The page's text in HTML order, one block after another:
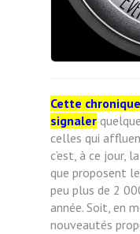
Cette
signaler
celles qui
c’est, à ce jour,
que proposent
peu plus de 2
année. Soit, en
nouveautés